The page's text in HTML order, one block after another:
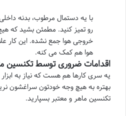
با یه دستمال مرطوب، بدنه
رو تمیز کنید. مطمئن بشید که
خروجی هوا جمع نشده. این کار
هوا هم کمک می کنه.
اقدامات ضروری توسط
یه سری کارها هم هست که نیاز به
بهتره به هیچ وجه خودتون سراغشون
تکنسین ماهر و معتبر بسپارید.